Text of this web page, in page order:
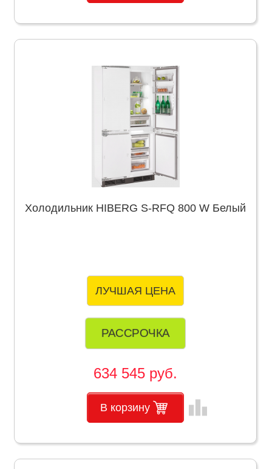
Холодильник HIBERG S-RFQ 800 W Белый
ЛУЧШАЯ ЦЕНА
РАССРОЧКА
634 545 руб.
В корзину leaderboard